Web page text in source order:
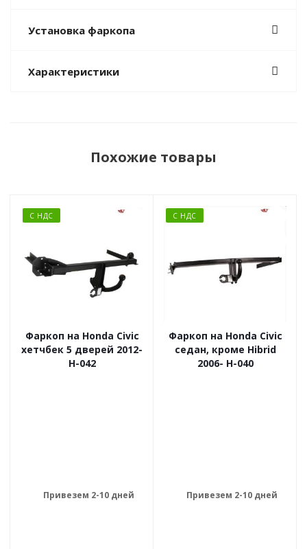
Установка фаркопа
Характеристики
Похожие товары
С НДС
Фаркоп на Honda Civic
хетчбек 5 дверей 2012-
H-042
Привезем 2-10 дней
С НДС
Фаркоп на Honda Civic
седан, кроме Hibrid
2006- H-040
Привезем 2-10 дней